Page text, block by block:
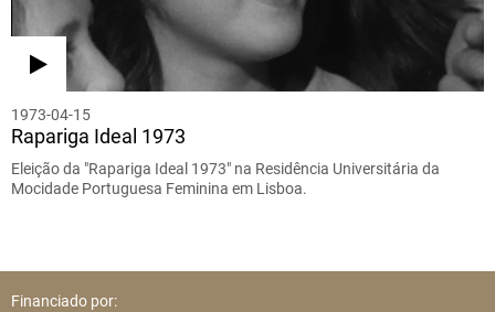
1973-04-15
Rapariga Ideal 1973
Eleição da "Rapariga Ideal 1973" na Residência Universitária da
Mocidade Portuguesa Feminina em Lisboa.
Financiado por: